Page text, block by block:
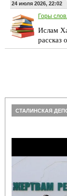
24 июля 2026, 22:02
Горы
Ислам
рассказ
СТАЛИНСКАЯ